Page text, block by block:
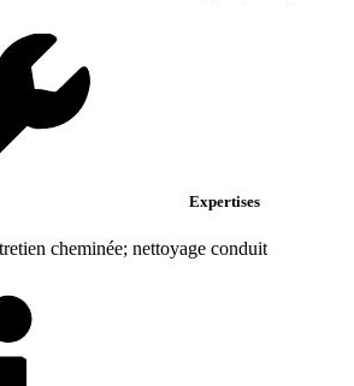
Expertises
cheminée; nettoyage conduit